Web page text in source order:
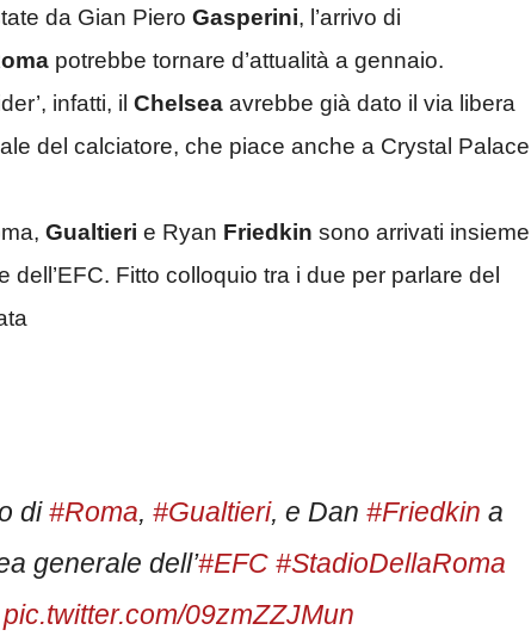
da Gian Piero Gasperini, l’arrivo di
potrebbe tornare d’attualità a gennaio.
infatti, il Chelsea avrebbe già dato il via libera
del calciatore, che piace anche a Crystal Palace
Gualtieri e Ryan Friedkin sono arrivati insieme
dell’EFC. Fitto colloquio tra i due per parlare del
di #Roma #Gualtieri, e Dan #Friedkin a
generale dell’#EFC #StadioDellaRoma
pic.twitter.com/09zmZZJMun